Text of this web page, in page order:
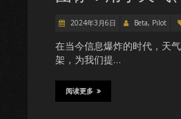
2024年3月6日 Beta, Pilot
在当今信息爆炸的时代，天
架，为我们提…
阅读更多